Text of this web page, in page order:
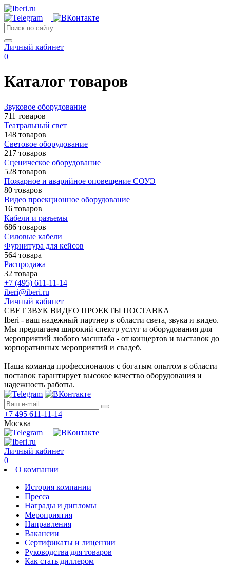
Личный кабинет
0
Каталог товаров
Звуковое оборудование
711 товаров
Театральный свет
148 товаров
Световое оборудование
217 товаров
Сценическое оборудование
528 товаров
Пожарное и аварийное оповещение СОУЭ
80 товаров
Видео проекционное оборудование
16 товаров
Кабели и разъемы
686 товаров
Силовые кабели
Фурнитура для кейсов
564 товара
Распродажа
32 товара
+7 (495) 611-11-14
iberi@iberi.ru
Личный кабинет
СВЕТ ЗВУК ВИДЕО ПРОЕКТЫ ПОСТАВКА
Iberi - ваш надежный партнер в области света, звука и видео.
Мы предлагаем широкий спектр услуг и оборудования для
мероприятий любого масштаба - от концертов и выставок до
корпоративных мероприятий и свадеб.
Наша команда профессионалов с богатым опытом в области
поставок гарантирует высокое качество оборудования и
надежность работы.
+7 495 611-11-14
Москва
Личный кабинет
0
О компании
История компании
Пресса
Награды и дипломы
Мероприятия
Направления
Вакансии
Сертификаты и лицензии
Руководства для товаров
Как стать диллером